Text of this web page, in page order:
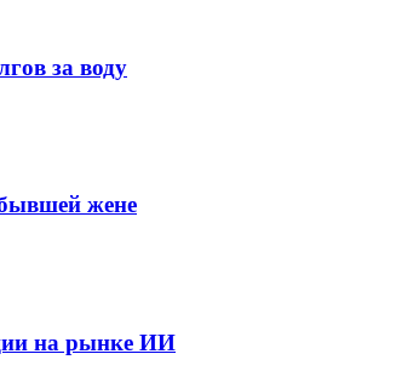
за воду
жене
на рынке ИИ